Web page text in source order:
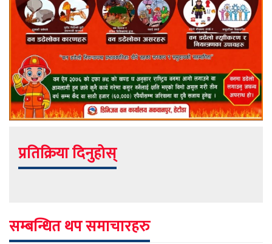
प्रतिक्रिया दिनुहोस्
सम्बन्धित थप समाचारहरु